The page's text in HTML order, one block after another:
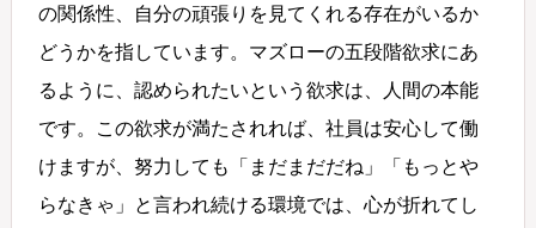
の関係性、自分の頑張りを見てくれる存在がいるか
どうかを指しています。マズローの五段階欲求にあ
るように、認められたいという欲求は、人間の本能
です。この欲求が満たされれば、社員は安心して働
けますが、努力しても「まだまだだね」「もっとや
らなきゃ」と言われ続ける環境では、心が折れてし